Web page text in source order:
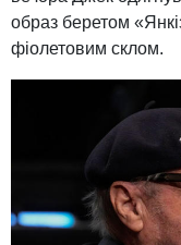
образ беретом
фіолетовим склом.